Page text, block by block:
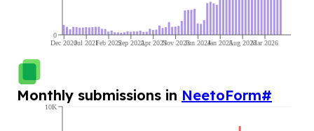
Dec 2020Jul 2021Feb 2022Sep 2022Apr 2023Nov 2023Jun 2024Jan 2025Aug 2025Mar 2026
0
Monthly submissions in NeetoForm#
10K